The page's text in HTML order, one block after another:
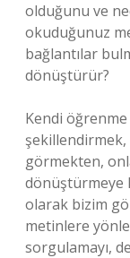
olduğunu ve
okuduğunuz
bağlantılar
dönüştürür?
Kendi
görmekten,
dönüştürmeye
olarak bizim
metinlere
sorgulamayı,